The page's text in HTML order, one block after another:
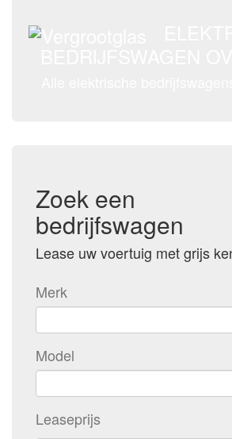
Zoek een
bedrijfswagen
Lease uw voertuig met grijs
Merk
Model
Leaseprijs